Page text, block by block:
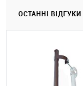
ОСТАННІ ВІДГУКИ